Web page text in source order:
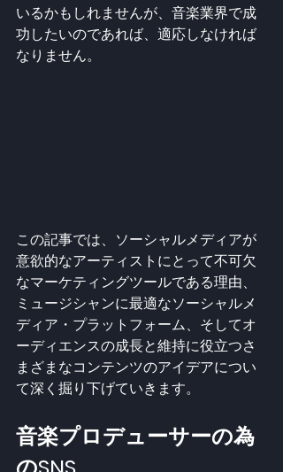
いるかもしれませんが、音楽業界で成
功したいのであれば、適応しなければ
なりません。
この記事では、ソーシャルメディアが
意欲的なアーティストにとって不可欠
なマーケティングツールである理由、
ミュージシャンに最適なソーシャルメ
ディア・プラットフォーム、そしてオ
ーディエンスの成長と維持に役立つさ
まざまなコンテンツのアイデアについ
て深く掘り下げていきます。
音楽プロデューサーの為